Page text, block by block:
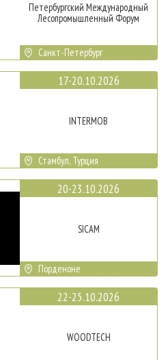
Петербургский Международный
Лесопромышленный Форум
Санкт-Петербург
17-20.10.2026
INTERMOB
Стамбул, Турция
20-23.10.2026
SICAM
Порденоне
22-25.10.2026
WOODTECH